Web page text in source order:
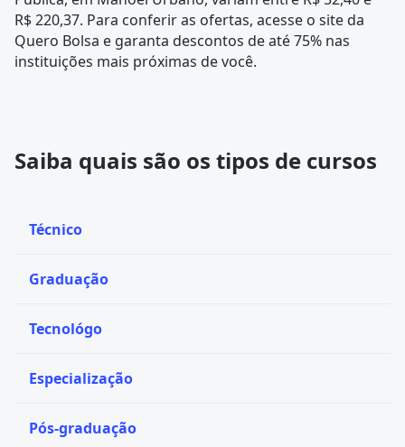
R$ 220,37. Para conferir as ofertas, acesse o site da
Quero Bolsa e garanta descontos de até 75% nas
instituições mais próximas de você.
Saiba quais são os tipos de cursos
Técnico
Graduação
Tecnológo
Especialização
Pós-graduação